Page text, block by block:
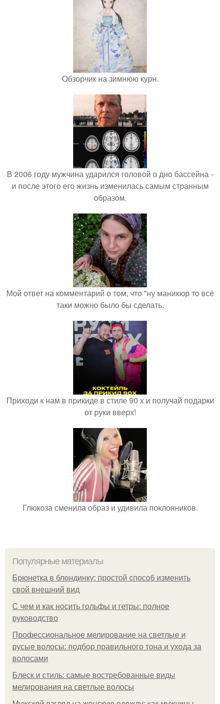
Обзорчик на зимнюю курн.
В 2006 году мужчина ударился головой о дно бассейна -
и после этого его жизнь изменилась самым странным
образом.
Мой ответ на комментарий о том, что "ну маникюр то всё
таки можно было бы сделать.
Приходи к нам в прикиде в стиле 90 х и получай подарки
от руки вверх!
Глюкоза сменила образ и удивила поклонников.
Популярные материалы
Брюнетка в блондинку: простой способ изменить
свой внешний вид
С чем и как носить гольфы и гетры: полное
руководство
Профессиональное мелирование на светлые и
русые волосы: подбор правильного тона и ухода за
волосами
Блеск и стиль: самые востребованные виды
мелирования на светлые волосы